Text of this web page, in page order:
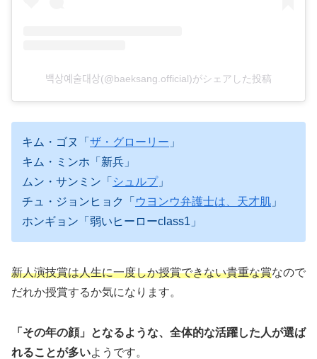
백상예술대상(@baeksang.official)がシェアした投稿
キム・ゴヌ「 ザ・グローリー 」
キム・ミンホ「新兵」
ムン・サンミン「 シュルプ」
チュ・ジョンヒョク「 ウヨンウ弁護士は、天才肌 」
ホンギョン「弱いヒーローclass1」
新人演技賞は人生に一度しか授賞できない貴重な賞なので
だれか授賞するか気になります。
「その年の顔」となるような、全体的な活躍した人が選ば
れることが多いようです。